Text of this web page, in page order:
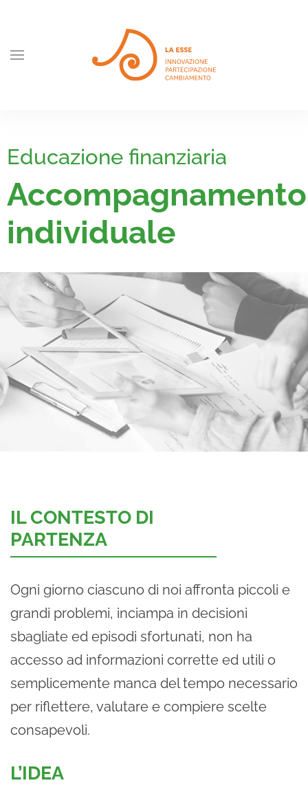
Skip to main content
Educazione finanziaria
Accompagnamento
individuale
IL CONTESTO DI
PARTENZA
Ogni giorno ciascuno di noi affronta piccoli e
grandi problemi, inciampa in decisioni
sbagliate ed episodi sfortunati, non ha
accesso ad informazioni corrette ed utili o
semplicemente manca del tempo necessario
per riflettere, valutare e compiere scelte
consapevoli.
L’IDEA